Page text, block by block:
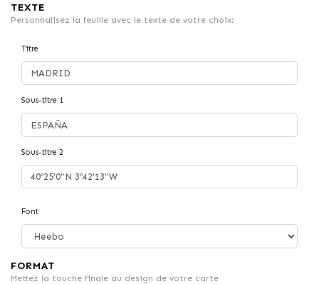
TEXTE
Personnalisez la feuille avec le texte de votre choix:
Titre
Sous-titre 1
Sous-titre 2
Font
FORMAT
Mettez la touche finale au design de votre carte